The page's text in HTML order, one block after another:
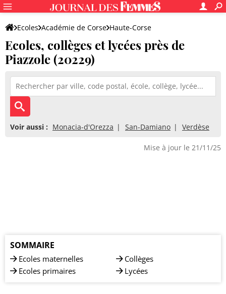
Ecoles Académie de Corse Haute-Corse
Ecoles, collèges et lycées près de
Piazzole (20229)
Voir aussi : Monacia-d'Orezza San-Damiano Verdèse
Mise à jour le 21/11/25
SOMMAIRE
Ecoles maternelles
Ecoles primaires
Collèges
Lycées